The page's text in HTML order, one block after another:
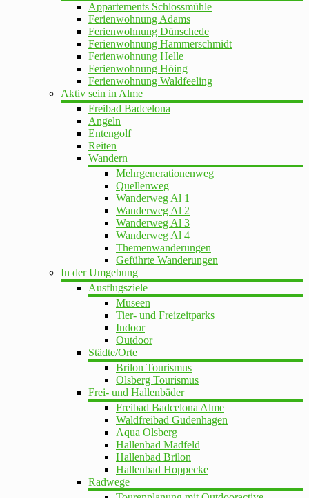
Appartements Schlossmühle
Ferienwohnung Adams
Ferienwohnung Dünschede
Ferienwohnung Hammerschmidt
Ferienwohnung Helle
Ferienwohnung Höing
Ferienwohnung Waldfeeling
Aktiv sein in Alme
Freibad Badcelona
Angeln
Entengolf
Reiten
Wandern
Mehrgenerationenweg
Quellenweg
Wanderweg Al 1
Wanderweg Al 2
Wanderweg Al 3
Wanderweg Al 4
Themenwanderungen
Geführte Wanderungen
In der Umgebung
Ausflugsziele
Museen
Tier- und Freizeitparks
Indoor
Outdoor
Städte/Orte
Brilon Tourismus
Olsberg Tourismus
Frei- und Hallenbäder
Freibad Badcelona Alme
Waldfreibad Gudenhagen
Aqua Olsberg
Hallenbad Madfeld
Hallenbad Brilon
Hallenbad Hoppecke
Radwege